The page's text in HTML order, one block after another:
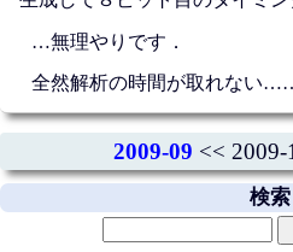
…無理やりです．
全然解析の時間が取れない
2009-09 << 2009-
検索